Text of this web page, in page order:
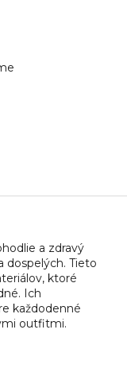
a zdravý
dospelých. Tieto
ktoré
Ich
každodenné
outfitmi.